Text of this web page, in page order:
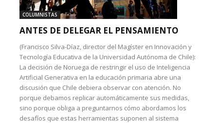
COLUMNISTAS
ANTES DE DELEGAR EL PENSAMIENTO
(Francisco Silva-Díaz, director del Magíster en Innovación y
Tecnología Educativa de la Universidad Autónoma de Chile):
La decisión de Noruega de restringir el uso de Inteligencia
Artificial Generativa en la educación primaria abre una
discusión que Chile debiera observar con atención. No
porque debamos replicar automáticamente sus medidas,
sino porque obliga a preguntarnos cómo abordamos los
desafíos que estas herramientas suponen al sistema